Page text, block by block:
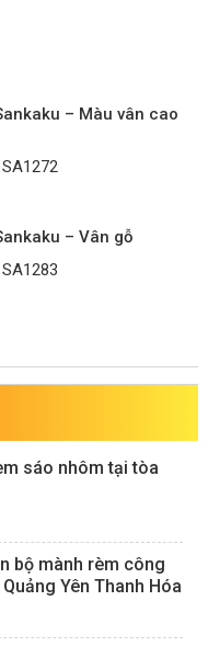
– Màu vân cao
– Vân gỗ
sáo nhôm tại tòa
bộ mành rèm công
Yên Thanh Hóa